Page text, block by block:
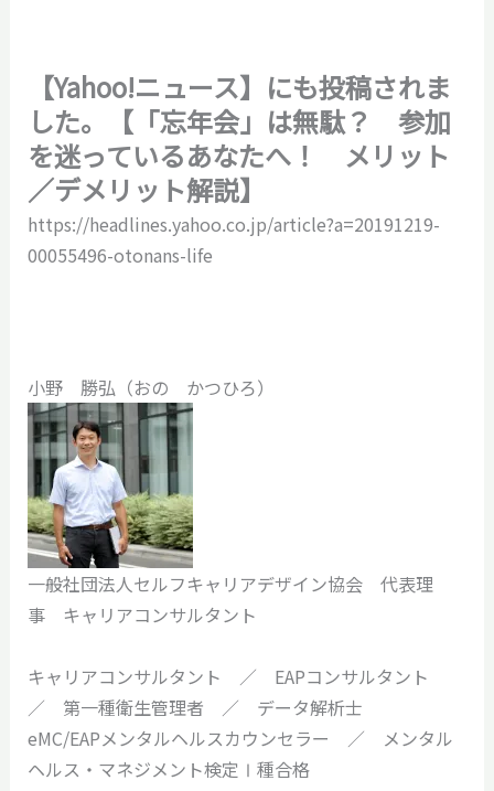
【Yahoo!ニュース】にも投稿されま
した。【「忘年会」は無駄？ 参加
を迷っているあなたへ！ メリット
／デメリット解説】
https://headlines.yahoo.co.jp/article?a=20191219-
00055496-otonans-life
小野 勝弘（おの かつひろ）
一般社団法人セルフキャリアデザイン協会 代表理
事 キャリアコンサルタント
キャリアコンサルタント ／ EAPコンサルタント
／ 第一種衛生管理者 ／ データ解析士
eMC/EAPメンタルヘルスカウンセラー ／ メンタル
ヘルス・マネジメント検定Ⅰ種合格